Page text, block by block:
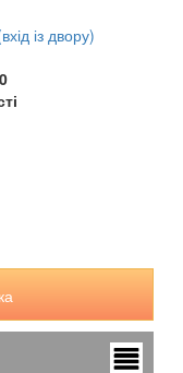
із двору)